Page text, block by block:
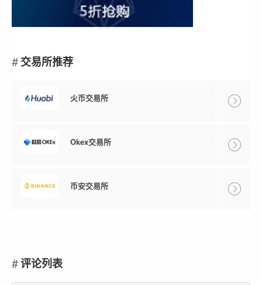
交易所推荐
火币交易所
Okex交易所
币安交易所
评论列表